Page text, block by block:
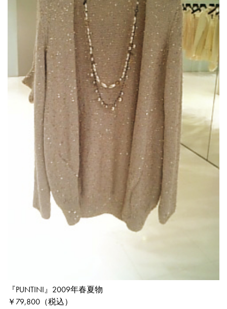
『PUNTINI』2009年春夏物
￥79,800（税込）